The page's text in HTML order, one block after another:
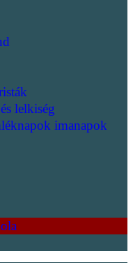
lelkiség
imanapok